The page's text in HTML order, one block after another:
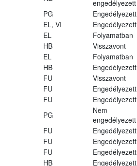
engedélyezett
PG Engedélyezett
EL, VI Engedélyezett
EL Folyamatban
HB
Visszavont
EL Folyamatban
HB Engedélyezett
FU Visszavont
FU Engedélyezett
FU Engedélyezett
PG
Nem
engedélyezett
FU Engedélyezett
FU Engedélyezett
FU Engedélyezett
HB Engedélyezett